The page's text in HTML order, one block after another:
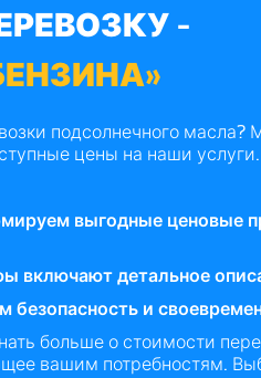
-
подсолнечного
цены на наши услуги.
выгодные ценовые
включают детальное
безопасность и
больше о стоимости
вашим потребностям.